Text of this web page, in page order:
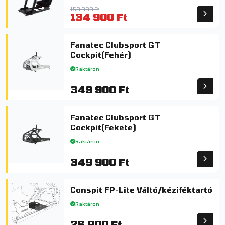
159 900 Ft
134 900 Ft
Fanatec Clubsport GT
Cockpit(Fehér)
Raktáron
349 900 Ft
Fanatec Clubsport GT
Cockpit(Fekete)
Raktáron
349 900 Ft
Conspit FP-Lite Váltó/kéziféktartó
Raktáron